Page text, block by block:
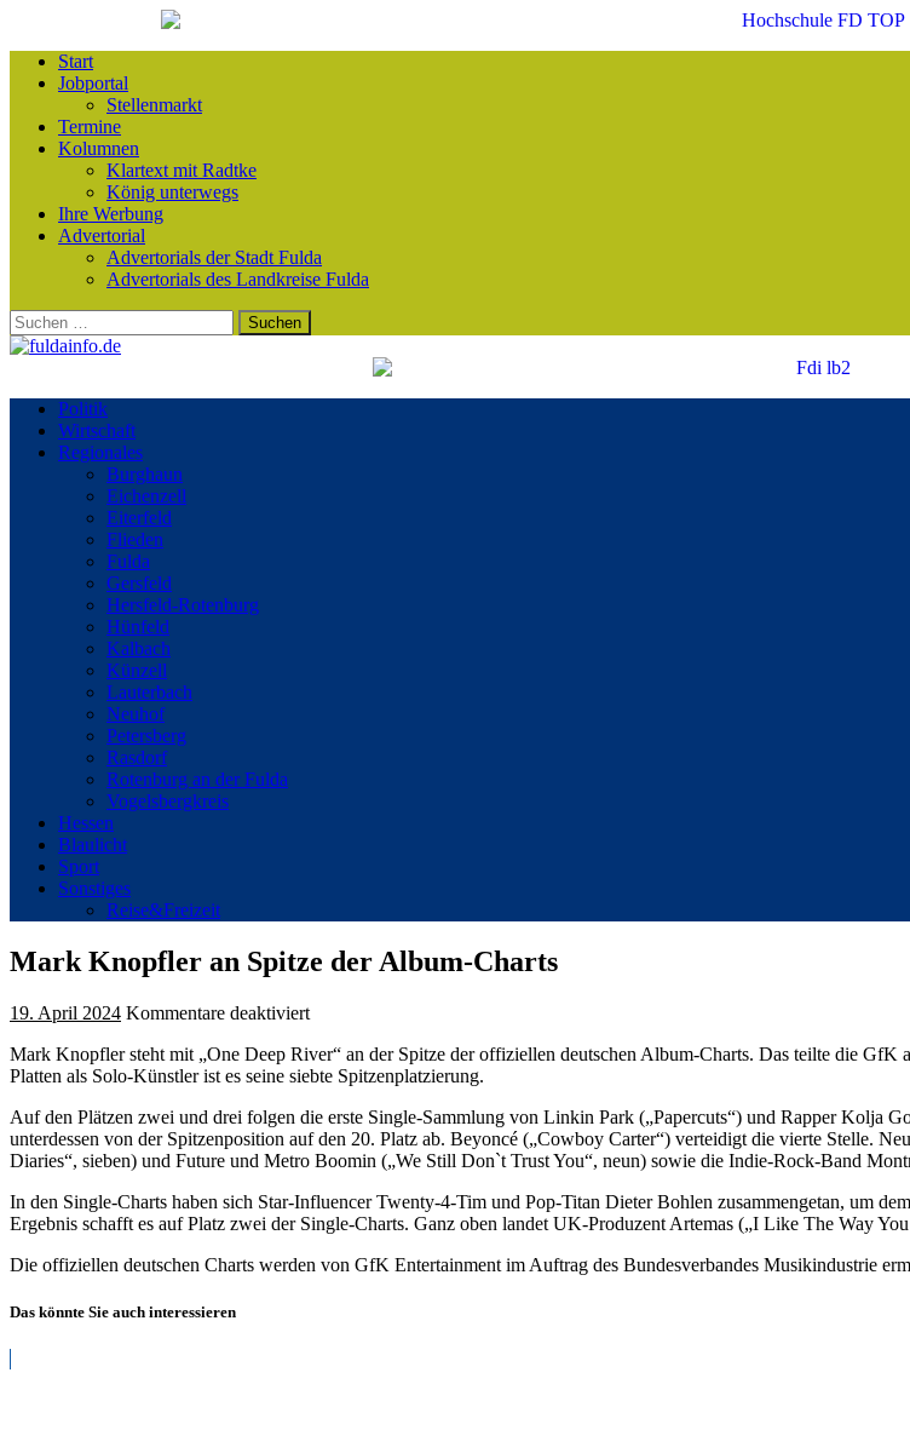
Start
Jobportal
Stellenmarkt
Termine
Kolumnen
Klartext mit Radtke
König unterwegs
Ihre Werbung
Advertorial
Advertorials der Stadt Fulda
Advertorials des Landkreise Fulda
Suchen
nach:
Politik
Wirtschaft
Regionales
Burghaun
Eichenzell
Eiterfeld
Flieden
Fulda
Gersfeld
Hersfeld-Rotenburg
Hünfeld
Kalbach
Künzell
Lauterbach
Neuhof
Petersberg
Rasdorf
Rotenburg an der Fulda
Vogelsbergkreis
Hessen
Blaulicht
Sport
Sonstiges
Reise&Freizeit
Mark Knopfler an Spitze der Album-Charts
19. April 2024 Kommentare deaktiviertfür
Knopfler
an
der
Album-
Charts
Mark Knopfler steht mit „One Deep River“ an der Spitze der offiziellen deutschen Album-Charts. Das teilte die
Platten als Solo-Künstler ist es seine siebte Spitzenplatzierung.
Auf den Plätzen zwei und drei folgen die erste Single-Sammlung von Linkin Park („Papercuts“) und Rapper Kolja
unterdessen von der Spitzenposition auf den 20. Platz ab. Beyoncé („Cowboy Carter“) verteidigt die vierte Stelle.
Diaries“, sieben) und Future und Metro Boomin („We Still Don`t Trust You“, neun) sowie die Indie-Rock-Band
In den Single-Charts haben sich Star-Influencer Twenty-4-Tim und Pop-Titan Dieter Bohlen zusammengetan, um
Ergebnis schafft es auf Platz zwei der Single-Charts. Ganz oben landet UK-Produzent Artemas („I Like The Way
Die offiziellen deutschen Charts werden von GfK Entertainment im Auftrag des Bundesverbandes Musikindustrie
Das könnte Sie auch interessieren